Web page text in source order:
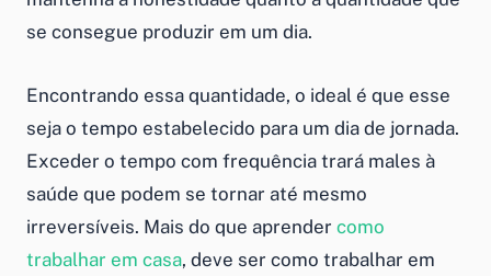
se consegue produzir em um dia.
Encontrando essa quantidade, o ideal é que esse
seja o tempo estabelecido para um dia de jornada.
Exceder o tempo com frequência trará males à
saúde que podem se tornar até mesmo
irreversíveis. Mais do que aprender como
trabalhar em casa, deve ser como trabalhar em